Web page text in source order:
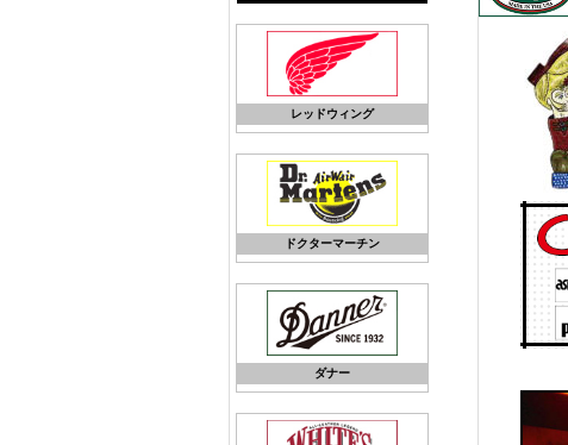
レッドウィング
ドクターマーチン
ダナー